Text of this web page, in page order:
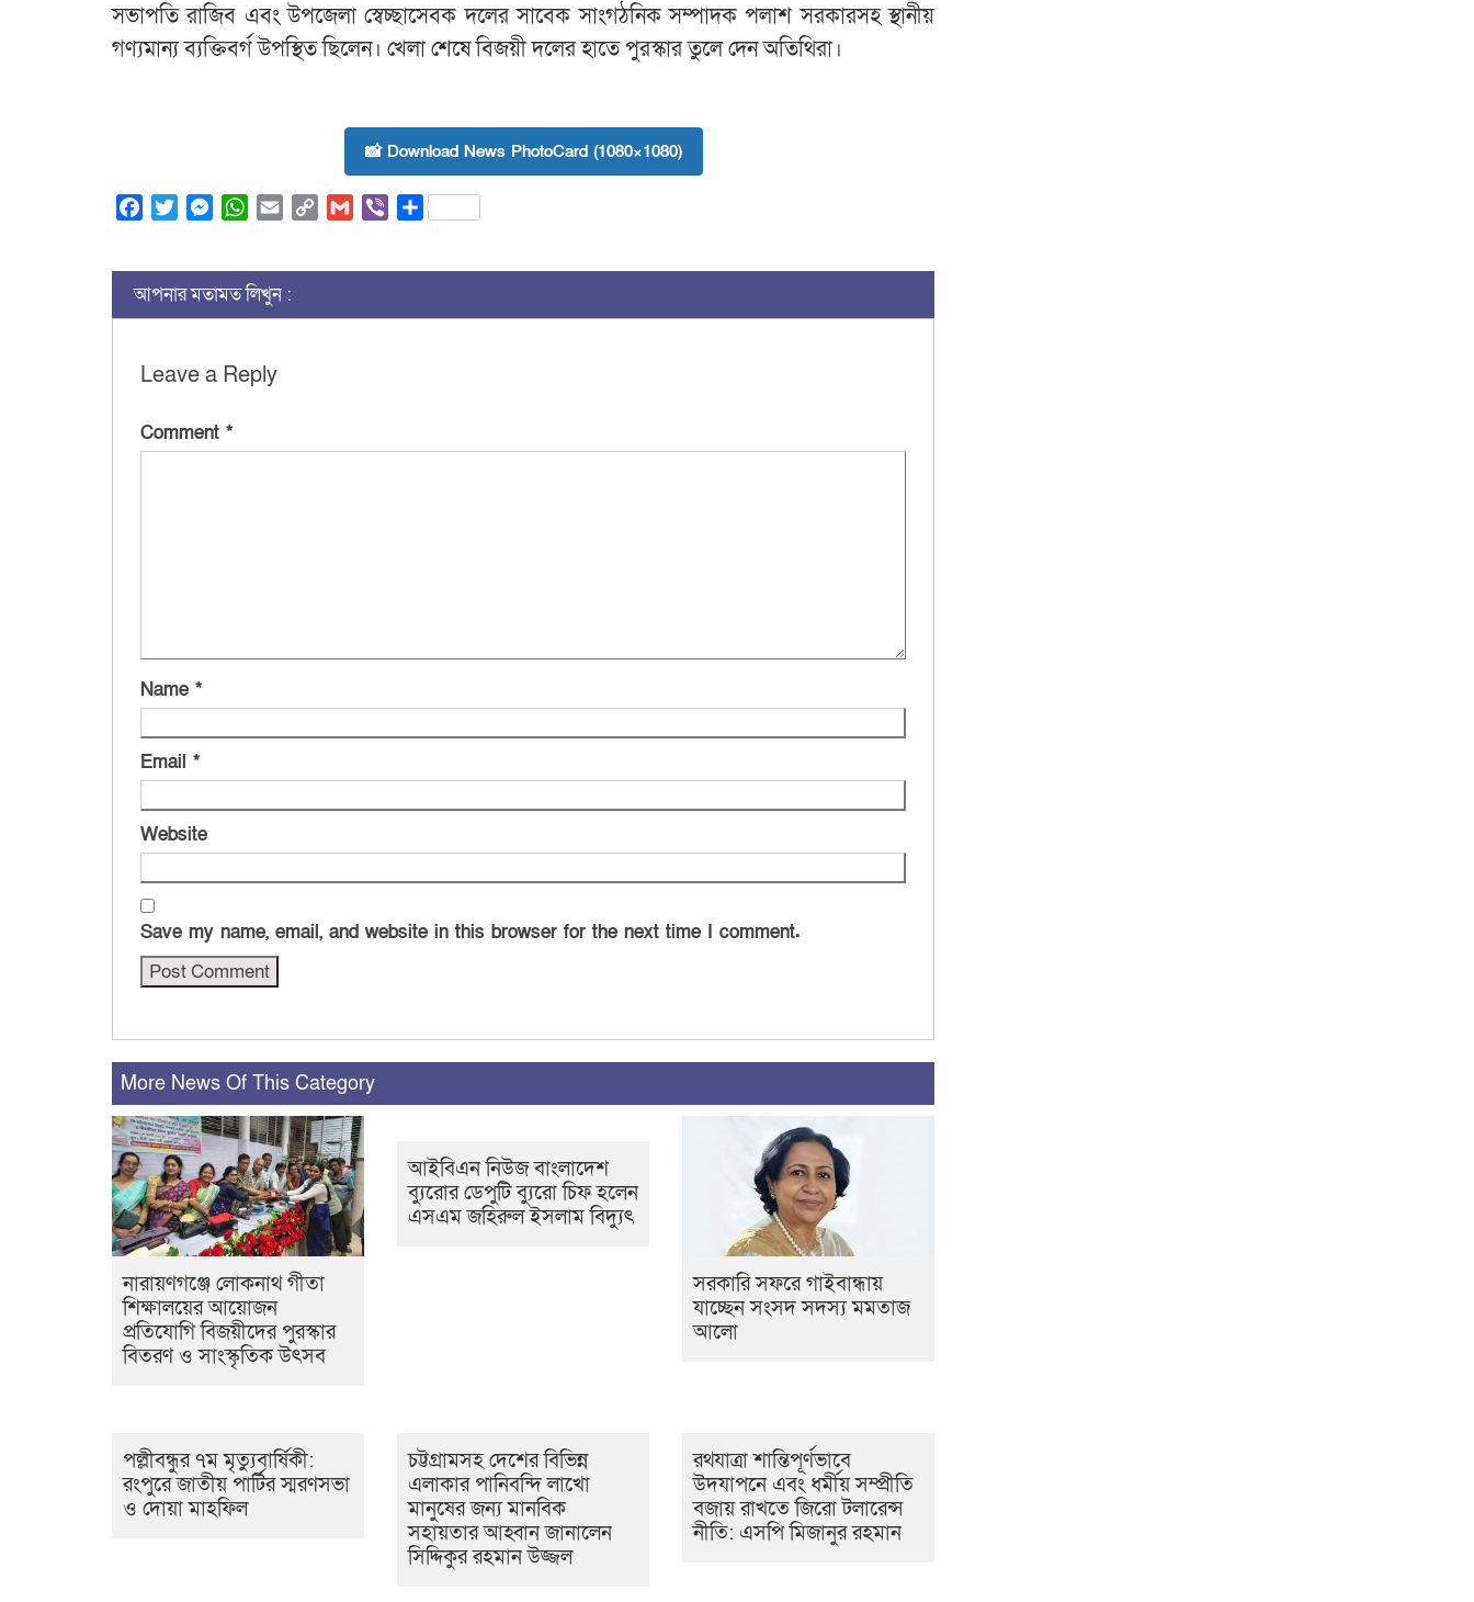
সভাপতি রাজিব এবং উপজেলা স্বেচ্ছাসেবক দলের সাবেক সাংগঠনিক সম্পাদক পলাশ সরকারসহ স্থানীয়
গণ্যমান্য ব্যক্তিবর্গ উপস্থিত ছিলেন। খেলা শেষে বিজয়ী দলের হাতে পুরস্কার তুলে দেন অতিথিরা।
📸 Download News PhotoCard (1080×1080)
FacebookTwitterMessenger
WhatsApp
Email Copy
Gmail ViberShare
আপনার মতামত লিখুন :
Leave a Reply
Comment *
Name *
Email *
Website
Save my name, email, and website in this browser for the next time I comment.
More News Of This Category
নারায়ণগঞ্জে লোকনাথ গীতা
শিক্ষালয়ের আয়োজন
প্রতিযোগি বিজয়ীদের পুরস্কার
বিতরণ ও সাংস্কৃতিক উৎসব
আইবিএন নিউজ বাংলাদেশ
ব্যুরোর ডেপুটি ব্যুরো চিফ হলেন
এসএম জহিরুল ইসলাম বিদ্যুৎ
সরকারি সফরে গাইবান্ধায়
যাচ্ছেন সংসদ সদস্য মমতাজ
আলো
পল্লীবন্ধুর ৭ম মৃত্যুবার্ষিকী:
রংপুরে জাতীয় পার্টির স্মরণসভা
ও দোয়া মাহফিল
চট্টগ্রামসহ দেশের বিভিন্ন
এলাকার পানিবন্দি লাখো
মানুষের জন্য মানবিক
সহায়তার আহ্বান জানালেন
সিদ্দিকুর রহমান উজ্জল
রথযাত্রা শান্তিপূর্ণভাবে
উদযাপনে এবং ধর্মীয় সম্প্রীতি
বজায় রাখতে জিরো টলারেন্স
নীতি: এসপি মিজানুর রহমান